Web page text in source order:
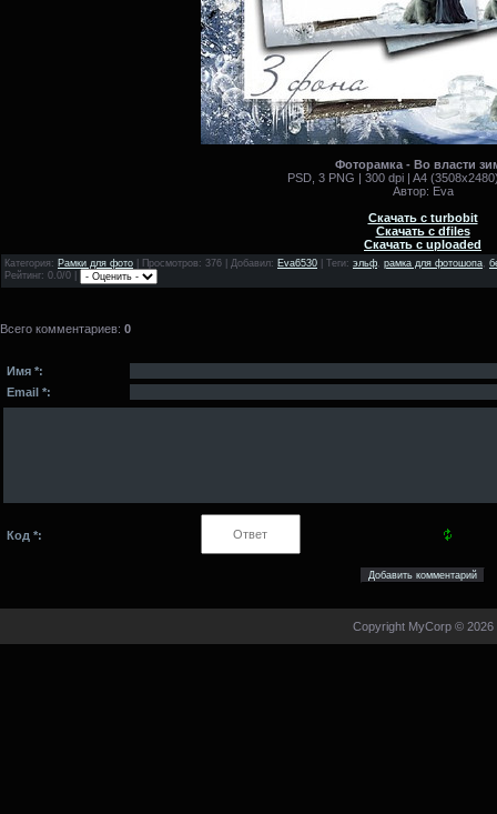
Фоторамка - Во власти
PSD, 3 PNG | 300 dpi | A4
Автор: Eva
Скачать с turbobit
Скачать с dfiles
Скачать с uploaded
Категория : Рамки для фото Просмотров: 376 | Добавил: Eva6530 Теги: эльф рамка для фотошопа
Рейтинг: 0.0/0 |
Всего комментариев: 0
Имя *:
Email *:
Код *:
Copyright MyCorp © 2026